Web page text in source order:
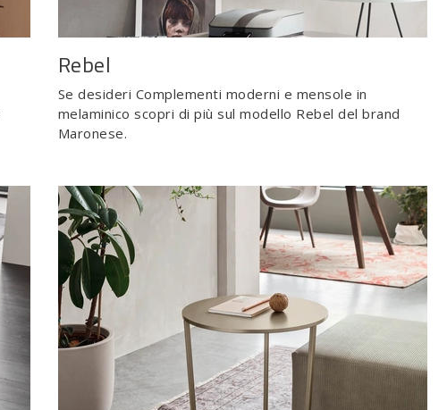
Rebel
Se desideri Complementi moderni e mensole in
melaminico scopri di più sul modello Rebel del brand
Maronese.